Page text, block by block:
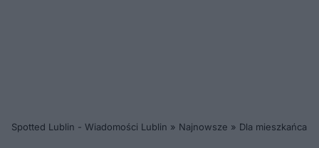
Spotted Lublin - Wiadomości Lublin » Najnowsze » Dla mieszkańca